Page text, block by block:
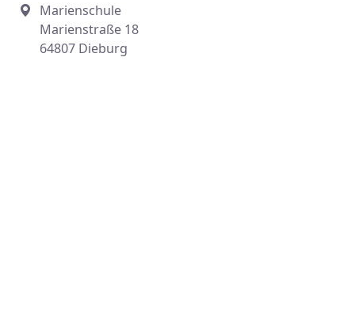
Marienschule
Marienstraße 18
64807 Dieburg